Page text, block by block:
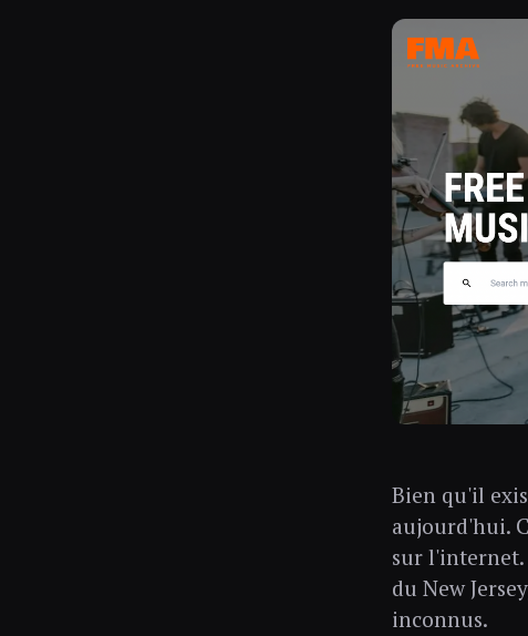
Bien qu'il
aujourd'hui.
sur l'internet.
du New
inconnus.